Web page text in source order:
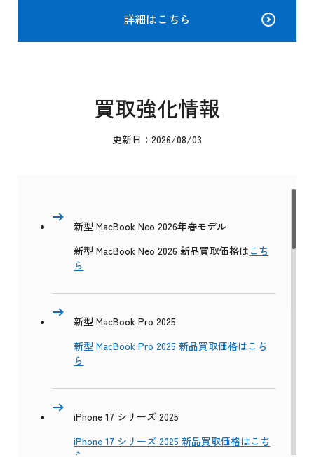
詳細はこちら
買取強化情報
更新日：2026/08/03
新型 MacBook Neo 2026年春モデル
新型 MacBook Neo 2026 新品買取価格はこち
ら
新型 MacBook Pro 2025
新型 MacBook Pro 2025 新品買取価格はこち
ら
iPhone 17 シリーズ 2025
iPhone 17 シリーズ 2025 新品買取価格はこち